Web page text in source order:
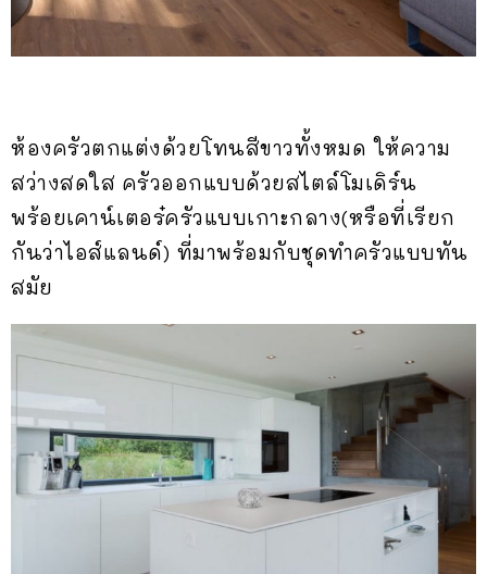
ห้องครัวตกแต่งด้วยโทนสีขาวทั้งหมด ให้ความ
สว่างสดใส ครัวออกแบบด้วยสไตล์โมเดิร์น
พร้อยเคาน์เตอร๋ครัวแบบเกาะกลาง(หรือที่เรียก
กันว่าไอส์แลนด์) ที่มาพร้อมกับชุดทำครัวแบบทัน
สมัย